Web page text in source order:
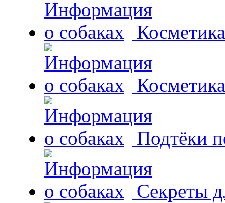
Подтёки
Секреты